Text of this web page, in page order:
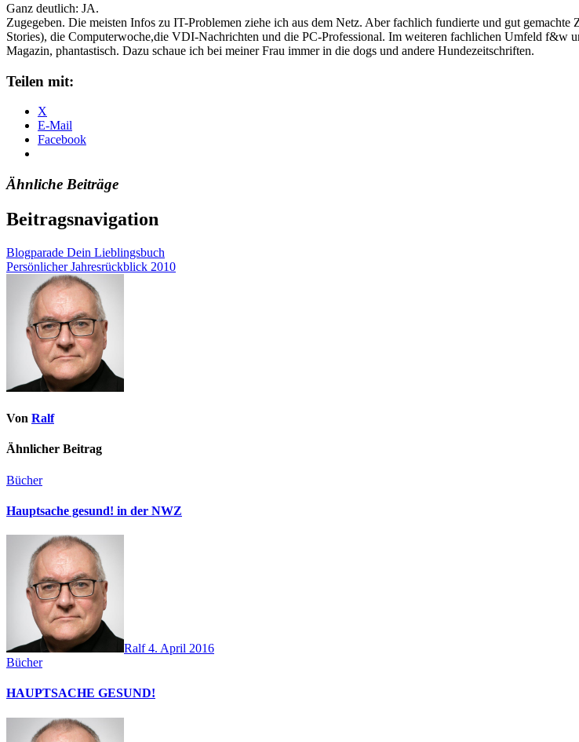
Ganz deutlich: JA.
Zugegeben. Die meisten Infos zu IT-Problemen ziehe ich aus dem Netz. Aber fachlich fundierte und gut
Stories), die Computerwoche,die VDI-Nachrichten und die PC-Professional. Im weiteren fachlichen Umfeld f&w
Magazin, phantastisch. Dazu schaue ich bei meiner Frau immer in die dogs und andere Hundezeitschriften.
Teilen mit:
X
E-Mail
Facebook
Ähnliche Beiträge
Beitragsnavigation
Blogparade Dein Lieblingsbuch
Persönlicher Jahresrückblick 2010
Von Ralf
Ähnlicher Beitrag
Bücher
Hauptsache gesund! in der NWZ
Ralf4. April 2016
Bücher
HAUPTSACHE GESUND!